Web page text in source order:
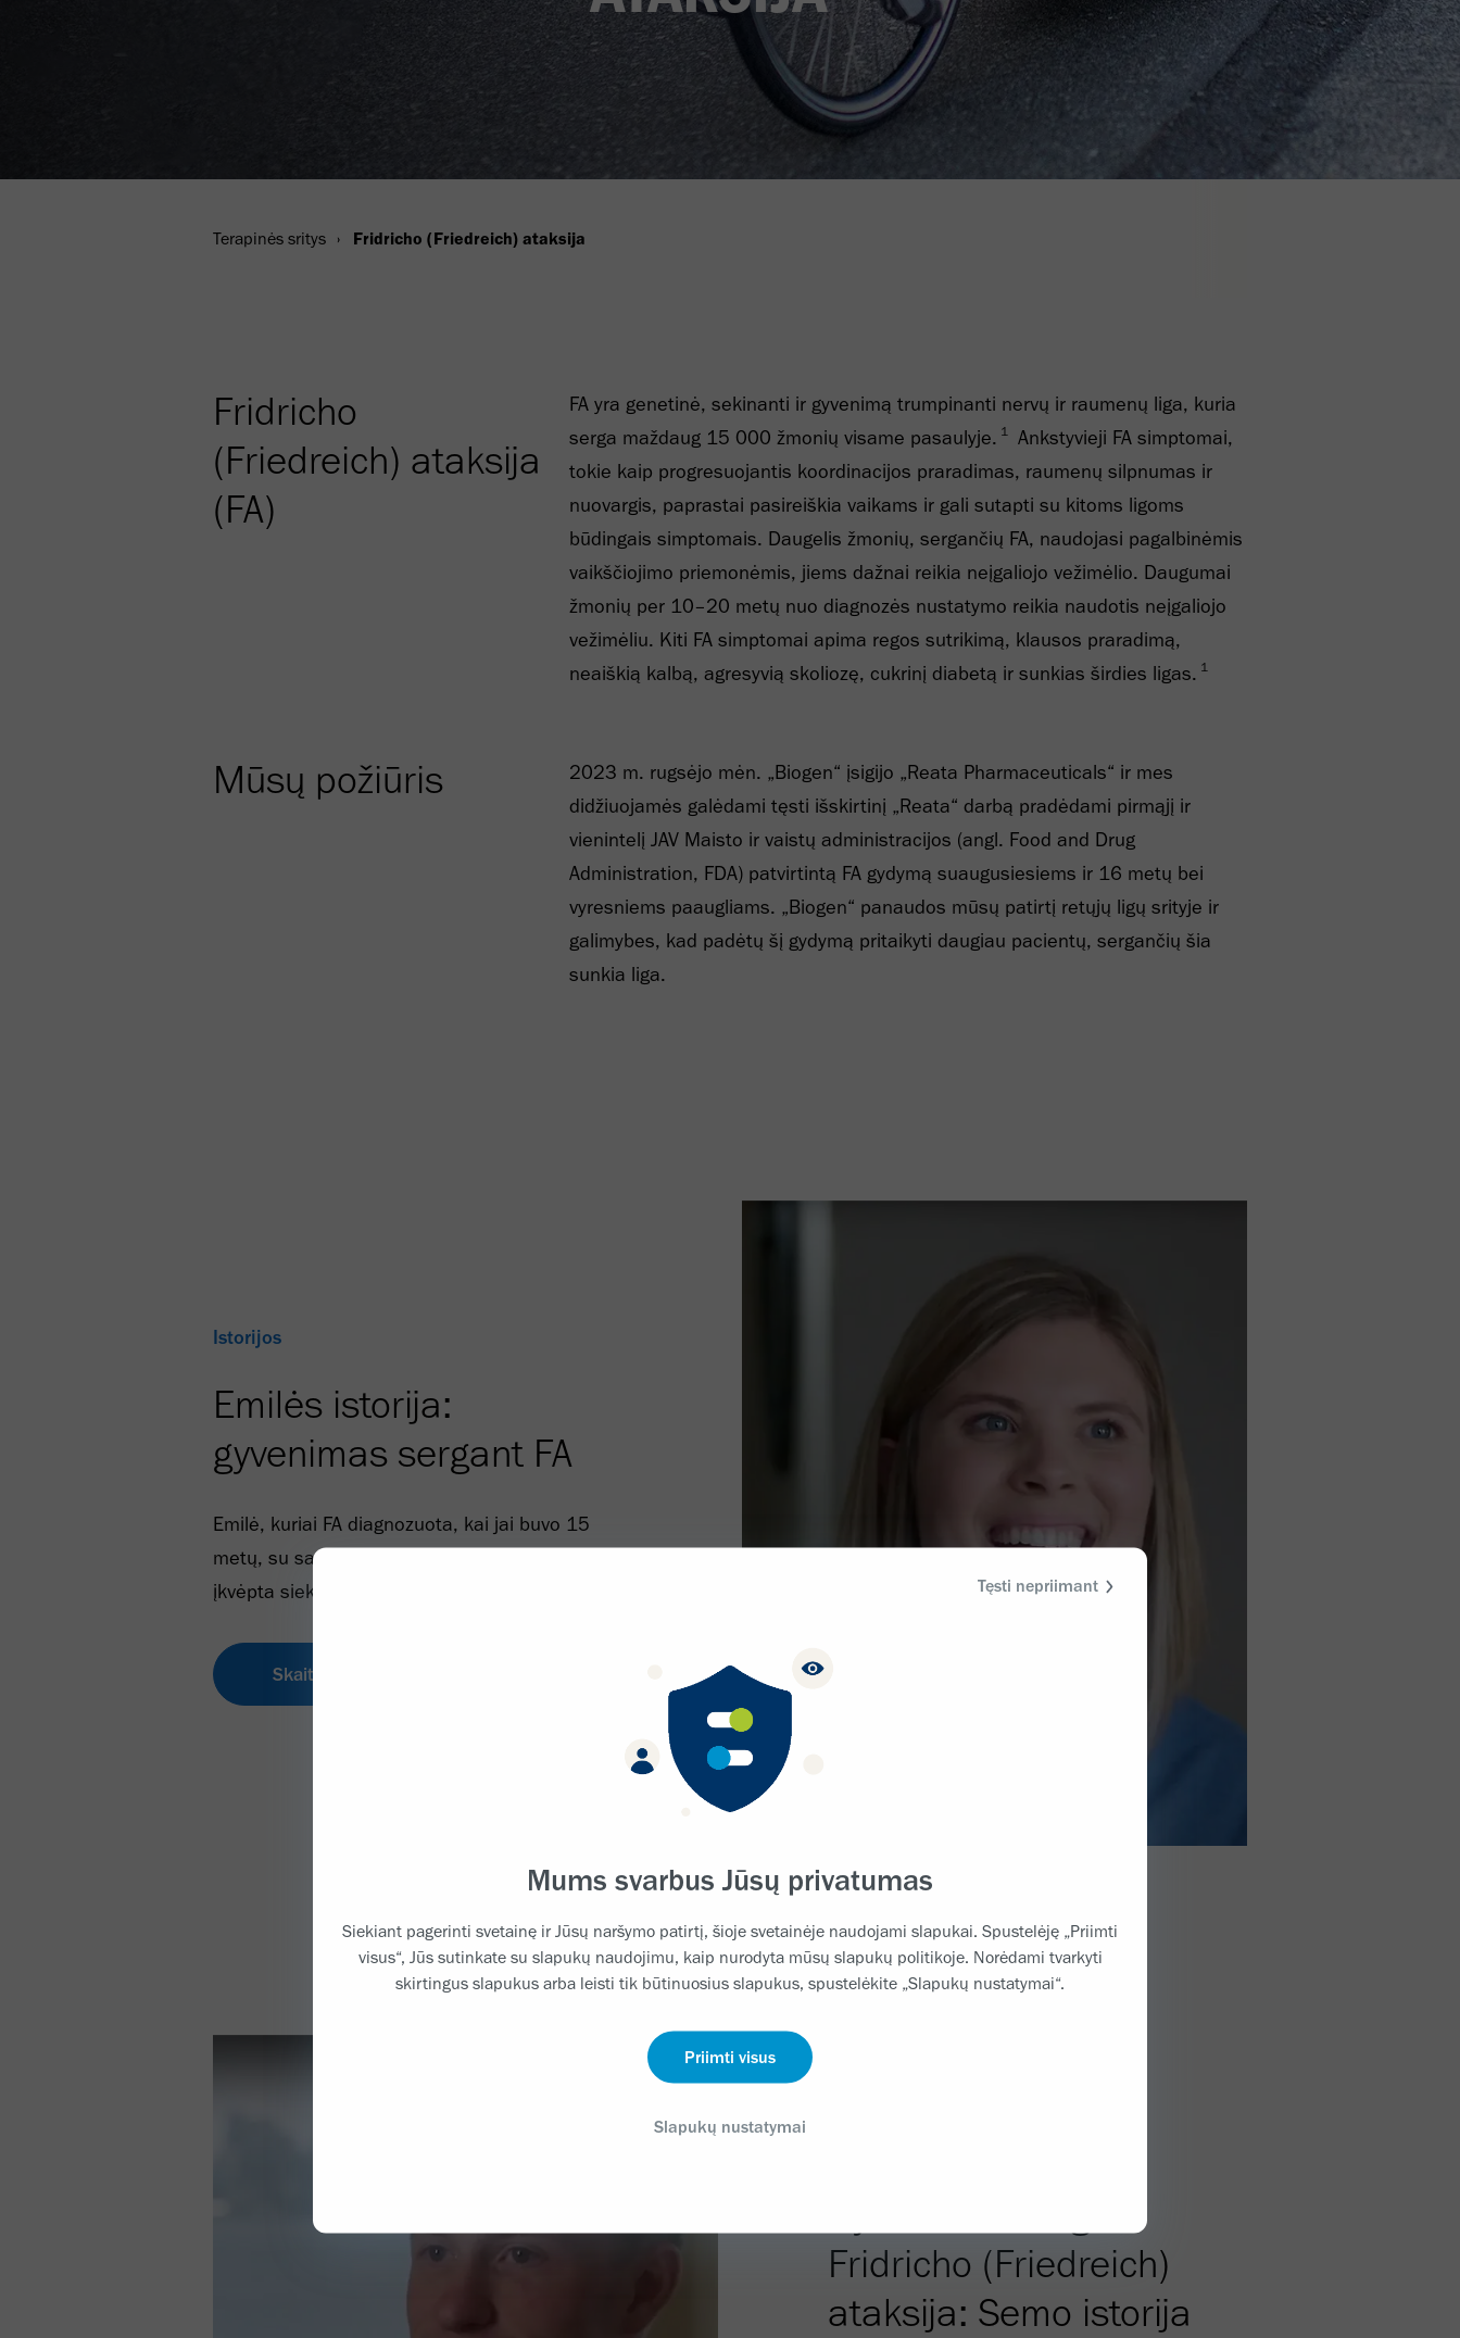
Mums svarbus Jūsų privatumas
Siekiant pagerinti svetainę ir Jūsų naršymo patirtį, šioje svetainėje naudojami slapukai. Spustelėję „Priimti
visus“, Jūs sutinkate su slapukų naudojimu, kaip nurodyta mūsų slapukų politikoje. Norėdami tvarkyti
skirtingus slapukus arba leisti tik būtinuosius slapukus, spustelėkite „Slapukų nustatymai“.
Priimti visus
Slapukų nustatymai
Tęsti nepriimant
Terapinės sritys Fridricho (Friedreich) ataksija
Fridricho
(Friedreich) ataksija
(FA)
FA yra genetinė, sekinanti ir gyvenimą trumpinanti nervų ir raumenų liga, kuria
serga maždaug 15 000 žmonių visame pasaulyje. 1
Ankstyvieji FA simptomai,
tokie kaip progresuojantis koordinacijos praradimas, raumenų silpnumas ir
nuovargis, paprastai pasireiškia vaikams ir gali sutapti su kitoms ligoms
būdingais simptomais. Daugelis žmonių, sergančių FA, naudojasi pagalbinėmis
vaikščiojimo priemonėmis, jiems dažnai reikia neįgaliojo vežimėlio. Daugumai
žmonių per 10–20 metų nuo diagnozės nustatymo reikia naudotis neįgaliojo
vežimėliu. Kiti FA simptomai apima regos sutrikimą, klausos praradimą,
neaiškią kalbą, agresyvią skoliozę, cukrinį diabetą ir sunkias širdies ligas. 1
Mūsų požiūris
2023 m. rugsėjo mėn. „Biogen“ įsigijo „Reata Pharmaceuticals“ ir mes
didžiuojamės galėdami tęsti išskirtinį „Reata“ darbą pradėdami pirmąjį ir
vienintelį JAV Maisto ir vaistų administracijos (angl. Food and Drug
Administration, FDA) patvirtintą FA gydymą suaugusiesiems ir 16 metų bei
vyresniems paaugliams. „Biogen“ panaudos mūsų patirtį retųjų ligų srityje ir
galimybes, kad padėtų šį gydymą pritaikyti daugiau pacientų, sergančių šia
sunkia liga.
Istorijos
Emilės istorija:
gyvenimas sergant FA
Emilė, kuriai FA diagnozuota, kai jai buvo 15
metų, su savo palaikymo komanda pašonėje yra
įkvėpta siekti dalykų, kuriuos mėgsta labiausiai.
Skaityti istoriją
Gyvenimas sergant
Fridricho (Friedreich)
ataksija: Semo istorija